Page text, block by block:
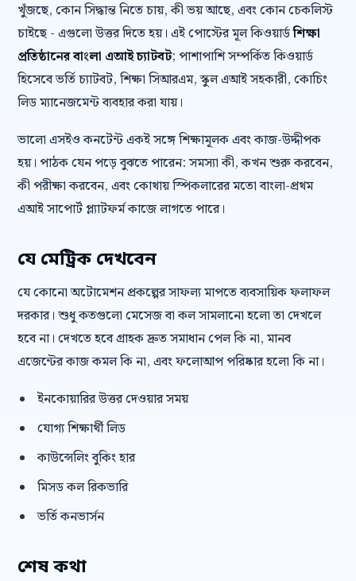
খুঁজছে, কোন সিদ্ধান্ত নিতে চায়, কী ভয় আছে, এবং কোন চেকলিস্ট
চাইছে - এগুলো উত্তর দিতে হয়। এই পোস্টের মূল কিওয়ার্ডশিক্ষা
প্রতিষ্ঠানের বাংলা এআই চ্যাটবট; পাশাপাশি সম্পর্কিত কিওয়ার্ড
হিসেবে ভর্তি চ্যাটবট, শিক্ষা সিআরএম, স্কুল এআই সহকারী, কোচিং
লিড ম্যানেজমেন্ট ব্যবহার করা যায়।
ভালো এসইও কনটেন্ট একই সঙ্গে শিক্ষামূলক এবং কাজ-উদ্দীপক
হয়। পাঠক যেন পড়ে বুঝতে পারেন: সমস্যা কী, কখন শুরু করবেন,
কী পরীক্ষা করবেন, এবং কোথায় স্পিকলারের মতো বাংলা-প্রথম
এআই সাপোর্ট প্ল্যাটফর্ম কাজে লাগতে পারে।
যে মেট্রিক দেখবেন
যে কোনো অটোমেশন প্রকল্পের সাফল্য মাপতে ব্যবসায়িক ফলাফল
দরকার। শুধু কতগুলো মেসেজ বা কল সামলানো হলো তা দেখলে
হবে না। দেখতে হবে গ্রাহক দ্রুত সমাধান পেল কি না, মানব
এজেন্টের কাজ কমল কি না, এবং ফলোআপ পরিষ্কার হলো কি না।
ইনকোয়ারির উত্তর দেওয়ার সময়
যোগ্য শিক্ষার্থী লিড
কাউন্সেলিং বুকিং হার
মিসড কল রিকভারি
ভর্তি কনভার্সন
শেষ কথা